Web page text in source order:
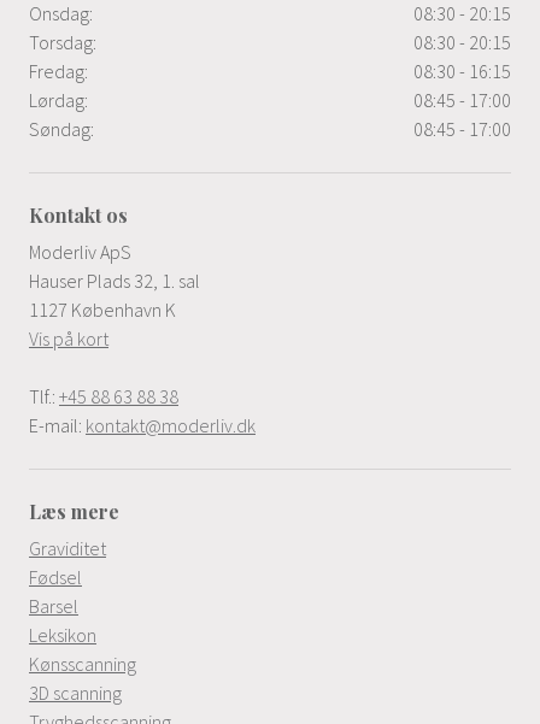
Onsdag:
08:30 - 20:15
Torsdag:
08:30 - 20:15
Fredag:
08:30 - 16:15
Lørdag:
08:45 - 17:00
Søndag:
08:45 - 17:00
Kontakt os
Moderliv ApS
Hauser Plads 32, 1. sal
1127 København K
Vis på kort
Tlf.: +45 88 63 88 38
E-mail: kontakt@moderliv.dk
Læs mere
Graviditet
Fødsel
Barsel
Leksikon
Kønsscanning
3D scanning